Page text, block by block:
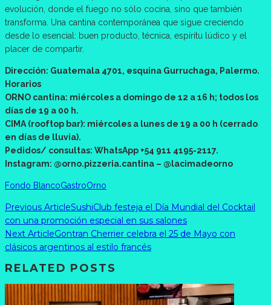
evolución, donde el fuego no sólo cocina, sino que también
transforma. Una cantina contemporánea que sigue creciendo
desde lo esencial: buen producto, técnica, espíritu lúdico y el
placer de compartir.
Dirección: Guatemala 4701, esquina Gurruchaga, Palermo.
Horarios
ORNO cantina: miércoles a domingo de 12 a 16 h; todos los
días de 19 a 00 h.
CIMA (rooftop bar): miércoles a lunes de 19 a 00 h (cerrado
en días de lluvia).
Pedidos/ consultas: WhatsApp +54 911 4195-2117.
Instagram: @orno.pizzeria.cantina – @lacimadeorno
Fondo BlancoGastroOrno
Previous ArticleSushiClub festeja el Día Mundial del Cocktail
con una promoción especial en sus salones
Next ArticleGontran Cherrier celebra el 25 de Mayo con
clásicos argentinos al estilo francés
RELATED POSTS